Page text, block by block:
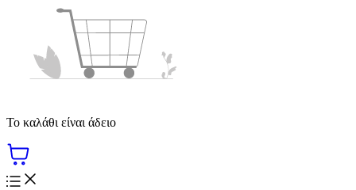
Το καλάθι είναι άδειο